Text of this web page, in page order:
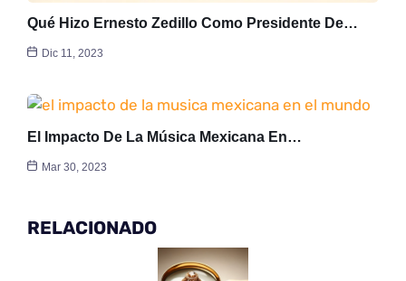
Qué Hizo Ernesto Zedillo Como Presidente De…
Dic 11, 2023
El Impacto De La Música Mexicana En…
Mar 30, 2023
RELACIONADO